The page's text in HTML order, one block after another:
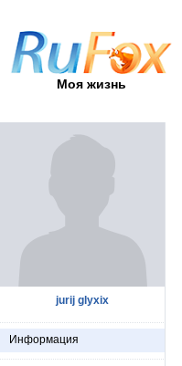
Моя жизнь
jurij glyxix
Информация